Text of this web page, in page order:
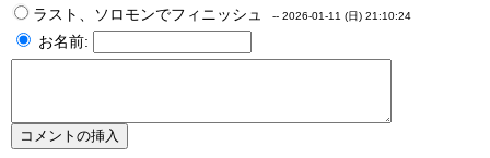
ラスト、ソロモンでフィニッシュ -- 2026-01-11 (日) 21:10:24
お名前: